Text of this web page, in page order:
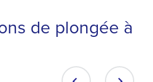
de plongée à